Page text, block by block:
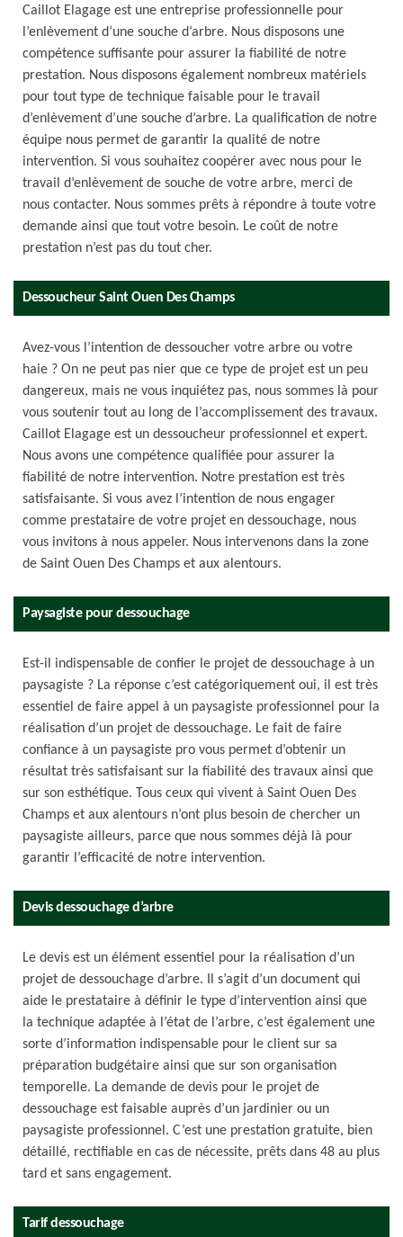
Caillot Elagage est une entreprise professionnelle pour
l’enlèvement d’une souche d’arbre. Nous disposons une
compétence suffisante pour assurer la fiabilité de notre
prestation. Nous disposons également nombreux matériels
pour tout type de technique faisable pour le travail
d’enlèvement d’une souche d’arbre. La qualification de notre
équipe nous permet de garantir la qualité de notre
intervention. Si vous souhaitez coopérer avec nous pour le
travail d’enlèvement de souche de votre arbre, merci de
nous contacter. Nous sommes prêts à répondre à toute votre
demande ainsi que tout votre besoin. Le coût de notre
prestation n’est pas du tout cher.
Dessoucheur Saint Ouen Des Champs
Avez-vous l’intention de dessoucher votre arbre ou votre
haie ? On ne peut pas nier que ce type de projet est un peu
dangereux, mais ne vous inquiétez pas, nous sommes là pour
vous soutenir tout au long de l’accomplissement des travaux.
Caillot Elagage est un dessoucheur professionnel et expert.
Nous avons une compétence qualifiée pour assurer la
fiabilité de notre intervention. Notre prestation est très
satisfaisante. Si vous avez l’intention de nous engager
comme prestataire de votre projet en dessouchage, nous
vous invitons à nous appeler. Nous intervenons dans la zone
de Saint Ouen Des Champs et aux alentours.
Paysagiste pour dessouchage
Est-il indispensable de confier le projet de dessouchage à un
paysagiste ? La réponse c’est catégoriquement oui, il est très
essentiel de faire appel à un paysagiste professionnel pour la
réalisation d’un projet de dessouchage. Le fait de faire
confiance à un paysagiste pro vous permet d’obtenir un
résultat très satisfaisant sur la fiabilité des travaux ainsi que
sur son esthétique. Tous ceux qui vivent à Saint Ouen Des
Champs et aux alentours n’ont plus besoin de chercher un
paysagiste ailleurs, parce que nous sommes déjà là pour
garantir l’efficacité de notre intervention.
Devis dessouchage d’arbre
Le devis est un élément essentiel pour la réalisation d’un
projet de dessouchage d’arbre. Il s’agit d’un document qui
aide le prestataire à définir le type d’intervention ainsi que
la technique adaptée à l’état de l’arbre, c’est également une
sorte d’information indispensable pour le client sur sa
préparation budgétaire ainsi que sur son organisation
temporelle. La demande de devis pour le projet de
dessouchage est faisable auprès d’un jardinier ou un
paysagiste professionnel. C’est une prestation gratuite, bien
détaillé, rectifiable en cas de nécessite, prêts dans 48 au plus
tard et sans engagement.
Tarif dessouchage